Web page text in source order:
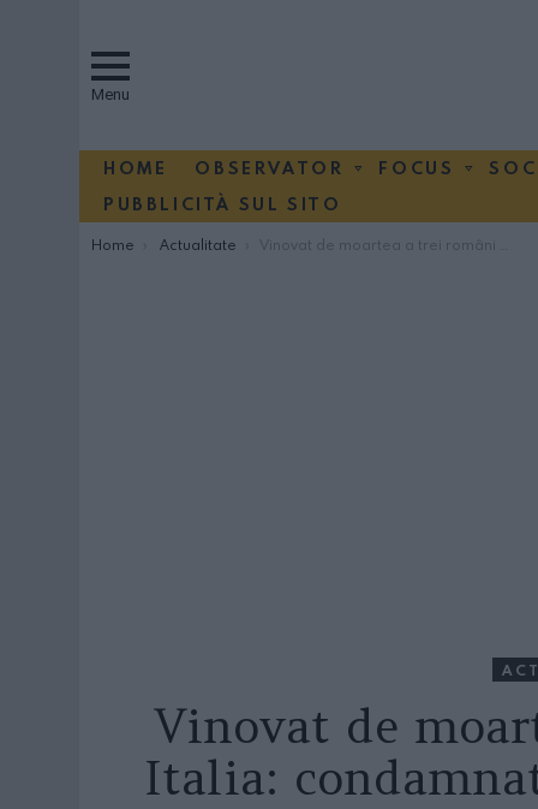
Menu
HOME OBSERVATOR FOCUS
PUBBLICITÀ SUL SITO
You are here:
Home Actualitate Vinovat de moartea a trei români în Italia: condamnat la 4 ani închisoare
Vinovat de
Italia: